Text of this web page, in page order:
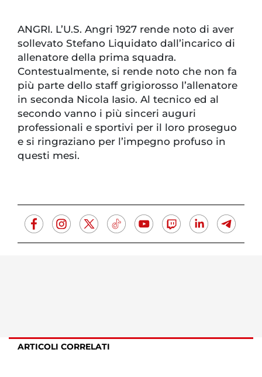
ANGRI. L’U.S. Angri 1927 rende noto di aver
sollevato Stefano Liquidato dall’incarico di
allenatore della prima squadra.
Contestualmente, si rende noto che non fa
più parte dello staff grigiorosso l’allenatore
in seconda Nicola Iasio. Al tecnico ed al
secondo vanno i più sinceri auguri
professionali e sportivi per il loro proseguo
e si ringraziano per l’impegno profuso in
questi mesi.
ARTICOLI CORRELATI